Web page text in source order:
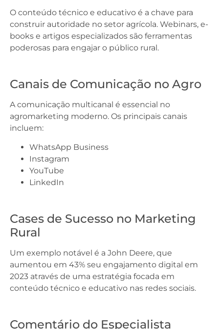
O conteúdo técnico e educativo é a chave para
construir autoridade no setor agrícola. Webinars, e-
books e artigos especializados são ferramentas
poderosas para engajar o público rural.
Canais de Comunicação no Agro
A comunicação multicanal é essencial no
agromarketing moderno. Os principais canais
incluem:
WhatsApp Business
Instagram
YouTube
LinkedIn
Cases de Sucesso no Marketing
Rural
Um exemplo notável é a John Deere, que
aumentou em 43% seu engajamento digital em
2023 através de uma estratégia focada em
conteúdo técnico e educativo nas redes sociais.
Comentário do Especialista